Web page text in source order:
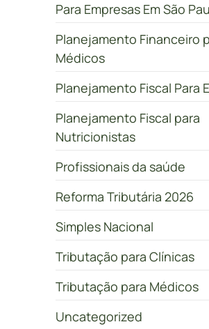
Para Empresas Em São
Planejamento Financeiro
Médicos
Planejamento Fiscal Para
Planejamento Fiscal para
Nutricionistas
Profissionais da saúde
Reforma Tributária 2026
Simples Nacional
Tributação para Clínicas
Tributação para Médicos
Uncategorized